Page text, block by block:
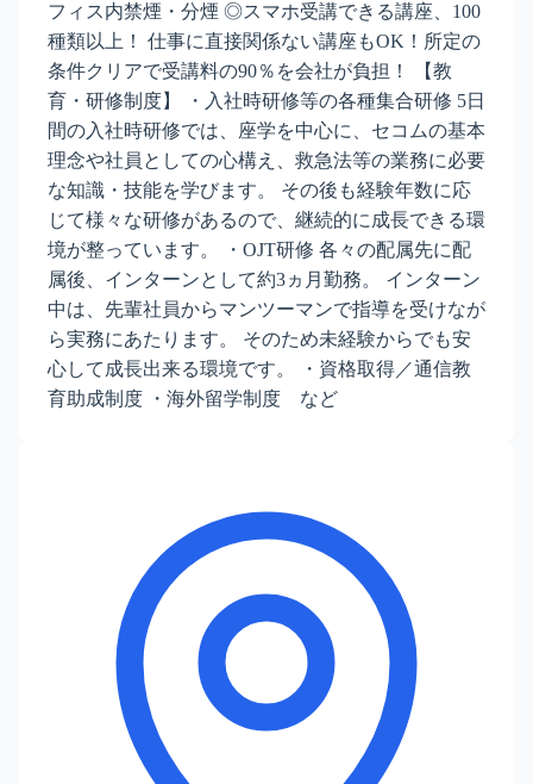
フィス内禁煙・分煙 ◎スマホ受講できる講座、100
種類以上！ 仕事に直接関係ない講座もOK！所定の
条件クリアで受講料の90％を会社が負担！ 【教
育・研修制度】 ・入社時研修等の各種集合研修 5日
間の入社時研修では、座学を中心に、セコムの基本
理念や社員としての心構え、救急法等の業務に必要
な知識・技能を学びます。 その後も経験年数に応
じて様々な研修があるので、継続的に成長できる環
境が整っています。 ・OJT研修 各々の配属先に配
属後、インターンとして約3ヵ月勤務。 インターン
中は、先輩社員からマンツーマンで指導を受けなが
ら実務にあたります。 そのため未経験からでも安
心して成長出来る環境です。 ・資格取得／通信教
育助成制度 ・海外留学制度 など